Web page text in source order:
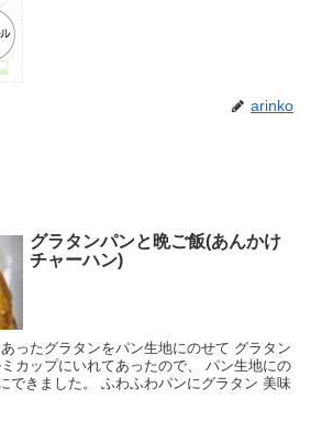
arinko
グラタンパンと晩ご飯(あんかけ
チャーハン)
ったグラタンをパン生地にのせて グラタン
カップにいれてあったので、 パン生地にの
できました。 ふわふわパンにグラタン 美味